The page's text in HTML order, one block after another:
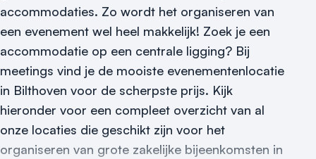
Reviews (5⭐️)
Contact
accommodaties. Zo wordt het organiseren van
een evenement wel heel makkelijk! Zoek je een
accommodatie op een centrale ligging? Bij
meetings vind je de mooiste evenementenlocatie
in Bilthoven voor de scherpste prijs. Kijk
hieronder voor een compleet overzicht van al
onze locaties die geschikt zijn voor het
organiseren van grote zakelijke bijeenkomsten in